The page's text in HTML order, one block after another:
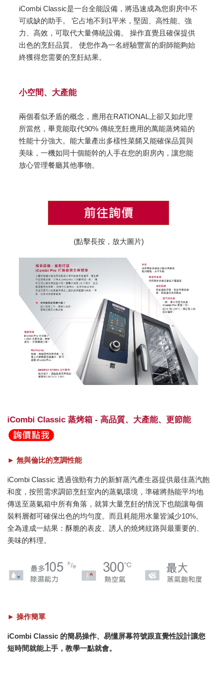
iCombi Classic是一台全能設備，將迅速成為您廚房中不
可或缺的助手。 它占地不到1平米，堅固、高性能、強
力、高效，可取代大量傳統設備。 操作直覺且確保提供
出色的烹飪品質。 使您作為一名經驗豐富的廚師能夠始
終獲得您需要的烹飪結果。
小空間、大產能
兩個看似矛盾的概念，應用在RATIONAL上卻又如此理
所當然，畢竟能取代90% 傳統烹飪應用的萬能蒸烤箱的
性能十分強大。能大量產出多樣性菜餚又能確保品質與
美味，一機如同十個能幹的人手在您的廚房內，讓您能
放心管理餐廳其他事物。
(點擊長按，放大圖片)
iCombi Classic 蒸烤箱 - 高品質、大產能、更節能
► 無與倫比的烹調性能
iCombi Classic 透過強勁有力的新鮮蒸汽產生器提供最佳蒸汽飽
和度，按照需求調節烹飪室內的蒸氣環境，準確將熱能平均地
傳送至蒸氣箱中所有角落，就算大量烹飪的情況下也能讓每個
裝料層都可確保出色的均勻度。而且耗能用水量皆減少10%。
全為達成一結果：酥脆的表皮、誘人的燒烤紋路與最重要的、
美味的料理。
► 操作簡單
iCombi Classic 的簡易操作、易懂屏幕符號跟直覺性設計讓您
短時間就能上手，教學一點就會。